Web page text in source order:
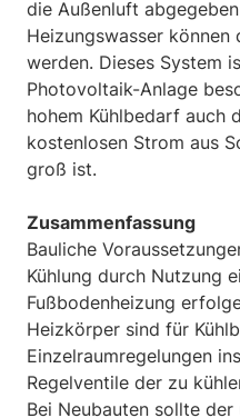
die Außenluft
Heizungswasser können
werden. Dieses System
Photovoltaik-Anlage
hohem Kühlbedarf auch
kostenlosen Strom aus
groß ist.
Zusammenfassung
Bauliche
Kühlung durch Nutzung
Fußbodenheizung
Heizkörper sind für
Einzelraumregelungen
Regelventile der zu
Bei Neubauten sollte